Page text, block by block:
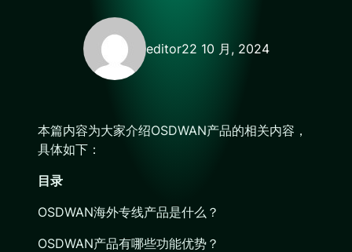
editor22 10 月, 2024
本篇内容为大家介绍OSDWAN产品的相关内容，
具体如下：
目录
OSDWAN海外专线产品是什么？
OSDWAN产品有哪些功能优势？